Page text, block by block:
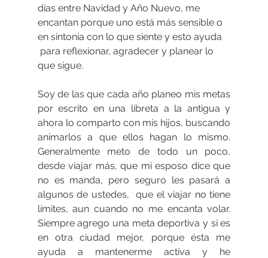
días entre Navidad y Año Nuevo, me
encantan porque uno está más sensible o
en sintonía con lo que siente y esto ayuda
para reflexionar, agradecer y planear lo
que sigue.
Soy de las que cada año planeo mis metas
por escrito en una libreta a la antigua y
ahora lo comparto con mis hijos, buscando
animarlos a que ellos hagan lo mismo.
Generalmente meto de todo un poco,
desde viajar más, que mi esposo dice que
no es manda, pero seguro les pasará a
algunos de ustedes,  que el viajar no tiene
límites, aun cuando no me encanta volar.
Siempre agrego una meta deportiva y si es
en otra ciudad mejor, porque ésta me
ayuda a mantenerme activa y he